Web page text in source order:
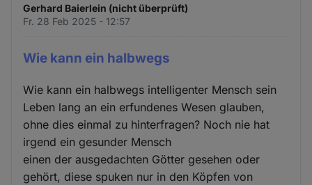
Gerhard Baierlein (nicht überprüft)
Fr. 28 Feb 2025 - 12:57
Wie kann ein halbwegs
Wie kann ein halbwegs intelligenter Mensch sein
Leben lang an ein erfundenes Wesen glauben,
ohne dies einmal zu hinterfragen? Noch nie hat
irgend ein gesunder Mensch
einen der ausgedachten Götter gesehen oder
gehört, diese spuken nur in den Köpfen von